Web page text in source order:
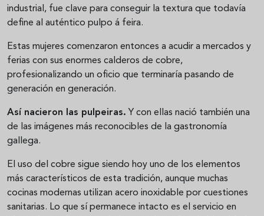
industrial, fue clave para conseguir la textura que todavía
define al auténtico pulpo á feira.
Estas mujeres comenzaron entonces a acudir a mercados y
ferias con sus enormes calderos de cobre,
profesionalizando un oficio que terminaría pasando de
generación en generación.
Así nacieron las pulpeiras. Y con ellas nació también una
de las imágenes más reconocibles de la gastronomía
gallega.
El uso del cobre sigue siendo hoy uno de los elementos
más característicos de esta tradición, aunque muchas
cocinas modernas utilizan acero inoxidable por cuestiones
sanitarias. Lo que sí permanece intacto es el servicio en